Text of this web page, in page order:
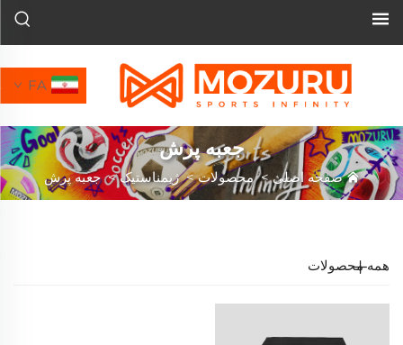
FA
جعبه پرش
صفحه اصلی>محصولات>ژیمناستیک>جعبه پرش
همه محصولات